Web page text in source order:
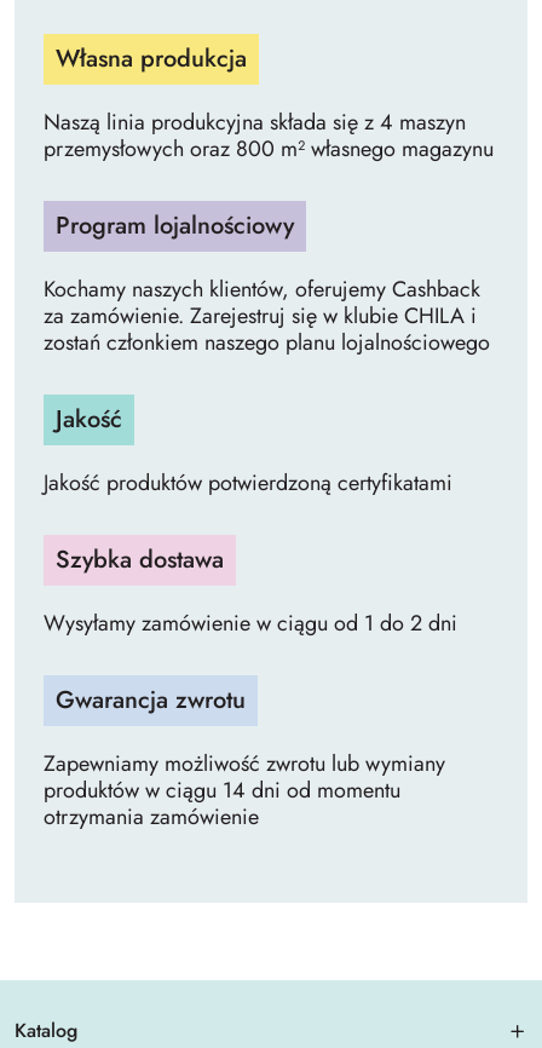
Własna produkcja
Naszą linia produkcyjna składa się z 4 maszyn
przemysłowych oraz 800 m² własnego magazynu
Program lojalnościowy
Kochamy naszych klientów, oferujemy Cashback
za zamówienie. Zarejestruj się w klubie CHILA i
zostań członkiem naszego planu lojalnościowego
Jakość
Jakość produktów potwierdzoną certyfikatami
Szybka dostawa
Wysyłamy zamówienie w ciągu od 1 do 2 dni
Gwarancja zwrotu
Zapewniamy możliwość zwrotu lub wymiany
produktów w ciągu 14 dni od momentu
otrzymania zamówienie
Katalog